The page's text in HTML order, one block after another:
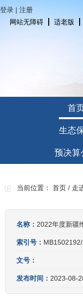
登录 | 注册
网站无障碍
适老版
首
生态
预决算
当前位置： 首页 / 走
名称： 2022年度新疆
索引号：
文号：
发布时间： 2023-08-